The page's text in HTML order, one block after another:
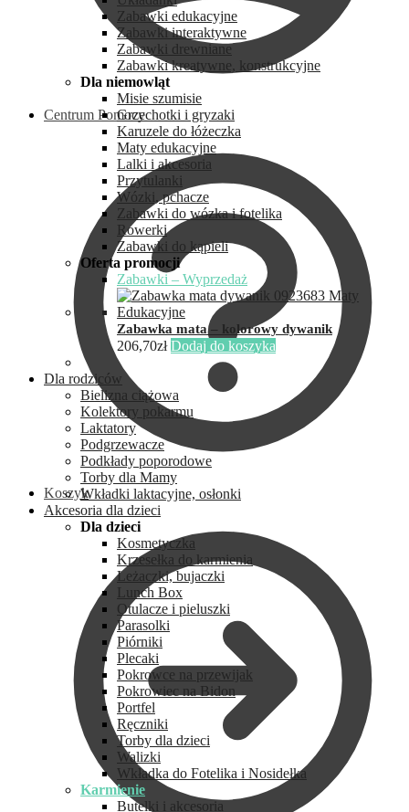
Centrum Pomocy
Koszyk
Zabawki edukacyjne
Zabawki interaktywne
Zabawki drewniane
Zabawki kreatywne, konstrukcyjne
Dla niemowląt
Misie szumisie
Grzechotki i gryzaki
Karuzele do łóżeczka
Maty edukacyjne
Lalki i akcesoria
Przytulanki
Wózki, pchacze
Zabawki do wózka i fotelika
Rowerki
Zabawki do kąpieli
Oferta promocji
Zabawki – Wyprzedaż
Zabawka mata – kolorowy dywanik
206,70zł Dodaj do koszyka
Dla rodziców
Bielizna ciążowa
Kolektory pokarmu
Laktatory
Podgrzewacze
Podkłady poporodowe
Torby dla Mamy
Wkładki laktacyjne, osłonki
Akcesoria dla dzieci
Dla dzieci
Kosmetyczka
Krzesełka do karmienia
Leżaczki, bujaczki
Lunch Box
Otulacze i pieluszki
Parasolki
Piórniki
Plecaki
Pokrowce na przewijak
Pokrowiec na Bidon
Portfel
Ręczniki
Torby dla dzieci
Walizki
Wkładka do Fotelika i Nosidełka
Karmienie
Butelki i akcesoria